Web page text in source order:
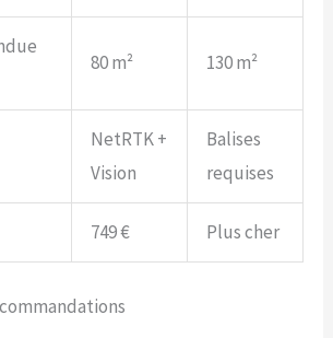
facilement une pelouse
Amélioration de l'efficacité
robot tondeuse adopte
une conception à disque
disque de coupe flottant,
avec une largeur de coupe
de 190 mm (7,2 pouces),
bords. Le réglage
dynamique de la hauteur
80 m² 130 m²
NetRTK +
Vision
Balises
requises
749 € Plus cher